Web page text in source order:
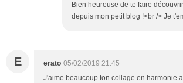
Bien heureuse de te faire
depuis mon petit blog !<br /> Je
E erato 05/02/2019 21:45
J'aime beaucoup ton collage en harmonie